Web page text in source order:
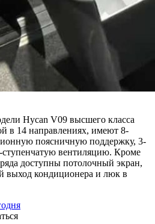
Hycan V09 высшего класса
в 14 направлениях, имеют 8-
поясничную поддержку, 3-
ступенчатую вентиляцию. Кроме
доступны потолочный экран,
выход кондиционера и люк в